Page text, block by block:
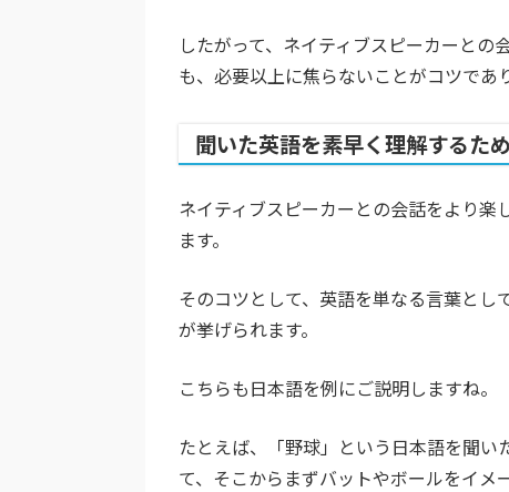
したがって、ネイティブスピーカーと
も、必要以上に焦らないことがコツであ
聞いた英語を素早く理解するた
ネイティブスピーカーとの会話をより
ます。
そのコツとして、英語を単なる言葉と
が挙げられます。
こちらも日本語を例にご説明しますね。
たとえば、「野球」という日本語を聞
て、そこからまずバットやボールをイ